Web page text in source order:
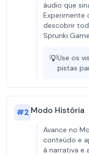
áudio que
Experimente
descobrir
Sprunki
💡Use os
pistas
#2 Modo História
Avance no
conteúdo e
à narrativa e